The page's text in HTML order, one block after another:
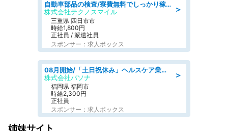
＞
自動車部品の検査/寮費無料でしっかり稼げる denso aichi
株式会社テクノスマイル
三重県 四日市市
時給1,800円
正社員 / 派遣社員
スポンサー：求人ボックス
＞
08月開始/「土日祝休み」ヘルスケア業界の産業保健師/高時給/未経験OK/要資格:保健師、正看護師
株式会社パソナ
福岡県 福岡市
時給2,300円
正社員
スポンサー：求人ボックス
姉妹サイト